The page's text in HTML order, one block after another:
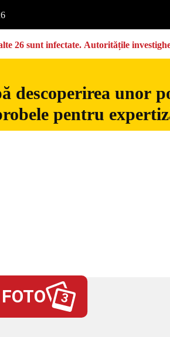
26 sunt infectate. Autoritățile
descoperirea unor
pentru
3